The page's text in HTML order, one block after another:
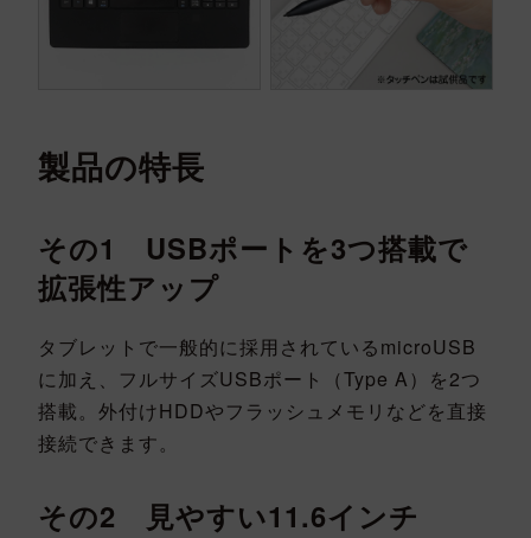
製品の特長
その1 USBポートを3つ搭載で
拡張性アップ
タブレットで一般的に採用されているmicroUSB
に加え、フルサイズUSBポート（Type A）を2つ
搭載。外付けHDDやフラッシュメモリなどを直接
接続できます。
その2 見やすい11.6インチ